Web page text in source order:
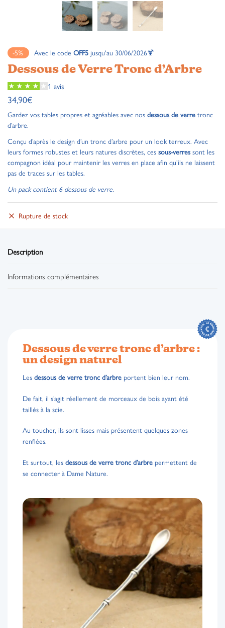
-5% Avec le code OFF5 jusqu'au 30/06/2026🍹
Dessous de Verre Tronc d’Arbre
1 avis
34,90€
Gardez vos tables propres et agréables avec nos dessous de verre tronc
d’arbre.
Conçu d’après le design d’un tronc d’arbre pour un look terreux. Avec
leurs formes robustes et leurs natures discrètes, ces sous-verres sont les
compagnon idéal pour maintenir les verres en place afin qu’ils ne laissent
pas de traces sur les tables.
Un pack contient 6 dessous de verre.
Rupture de stock
Description
Informations complémentaires
Dessous de verre tronc d’arbre :
un design naturel
Les dessous de verre tronc d’arbre portent bien leur nom.
De fait, il s’agit réellement de morceaux de bois ayant été
taillés à la scie.
Au toucher, ils sont lisses mais présentent quelques zones
renflées.
Et surtout, les dessous de verre tronc d’arbre permettent de
se connecter à Dame Nature.